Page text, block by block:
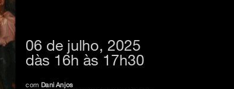
06 de julho, 2025
dàs 16h às 17h30
com Dani Anjos